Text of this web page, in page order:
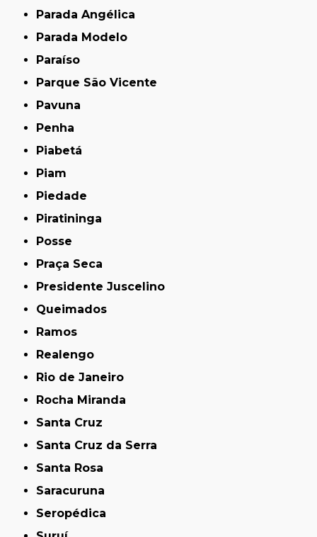
Parada Angélica
Parada Modelo
Paraíso
Parque São Vicente
Pavuna
Penha
Piabetá
Piam
Piedade
Piratininga
Posse
Praça Seca
Presidente Juscelino
Queimados
Ramos
Realengo
Rio de Janeiro
Rocha Miranda
Santa Cruz
Santa Cruz da Serra
Santa Rosa
Saracuruna
Seropédica